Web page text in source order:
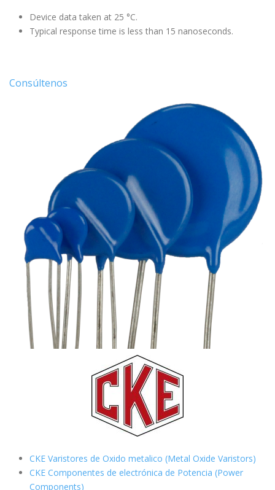
Device data taken at 25 °C.
Typical response time is less than 15 nanoseconds.
Consúltenos
CKE Varistores de Oxido metalico (Metal Oxide Varistors)
CKE Componentes de electrónica de Potencia (Power
Components)